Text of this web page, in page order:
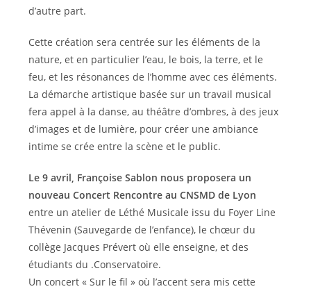
d’autre part.
Cette création sera centrée sur les éléments de la
nature, et en particulier l’eau, le bois, la terre, et le
feu, et les résonances de l’homme avec ces éléments.
La démarche artistique basée sur un travail musical
fera appel à la danse, au théâtre d’ombres, à des jeux
d’images et de lumière, pour créer une ambiance
intime se crée entre la scène et le public.
Le 9 avril, Françoise Sablon nous proposera un
nouveau Concert Rencontre au CNSMD de Lyon
entre un atelier de Léthé Musicale issu du Foyer Line
Thévenin (Sauvegarde de l’enfance), le chœur du
collège Jacques Prévert où elle enseigne, et des
étudiants du .Conservatoire.
Un concert « Sur le fil » où l’accent sera mis cette